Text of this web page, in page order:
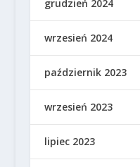
grudzień 2024
wrzesień 2024
październik 2023
wrzesień 2023
lipiec 2023